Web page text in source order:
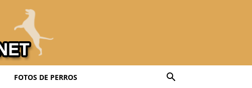
FOTOS DE PERROS